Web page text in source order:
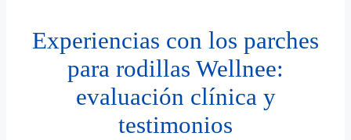
Experiencias con los parches
para rodillas Wellnee:
evaluación clínica y
testimonios